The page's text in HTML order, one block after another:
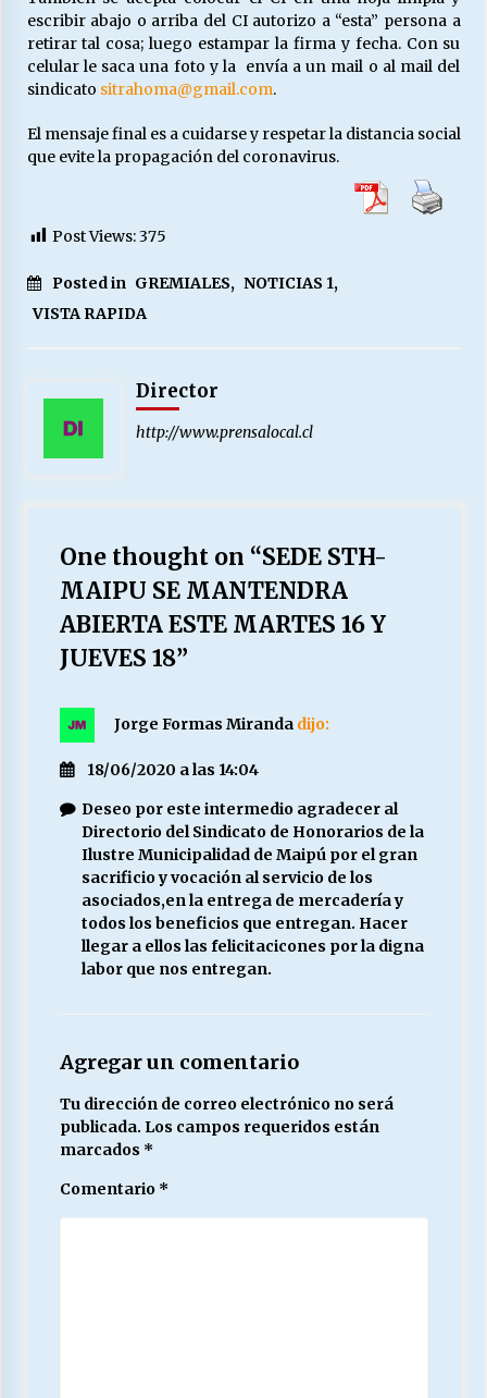
escribir abajo o arriba del CI autorizo a “esta” persona a
retirar tal cosa; luego estampar la firma y fecha. Con su
celular le saca una foto y la envía a un mail o al mail del
sindicato sitrahoma@gmail.com.
El mensaje final es a cuidarse y respetar la distancia social
que evite la propagación del coronavirus.
Post Views:375
Posted in GREMIALES, NOTICIAS 1,
VISTA RAPIDA
Director
http://www.prensalocal.cl
One thought on “SEDE STH-
MAIPU SE MANTENDRA
ABIERTA ESTE MARTES 16 Y
JUEVES 18”
Jorge Formas Miranda dijo:
18/06/2020 a las 14:04
Deseo por este intermedio agradecer al
Directorio del Sindicato de Honorarios de la
Ilustre Municipalidad de Maipú por el gran
sacrificio y vocación al servicio de los
asociados,en la entrega de mercadería y
todos los beneficios que entregan. Hacer
llegar a ellos las felicitacicones por la digna
labor que nos entregan.
Agregar un comentario
Tu dirección de correo electrónico no será
publicada. Los campos requeridos están
marcados *
Comentario *